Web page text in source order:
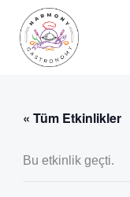
İçeriğe
« Tüm Etkinlikler
Bu etkinlik geçti.